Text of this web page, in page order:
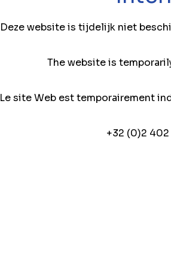
Deze website is tijdelijk niet
The website is
Le site Web est temporairement
+32 (0)2 402